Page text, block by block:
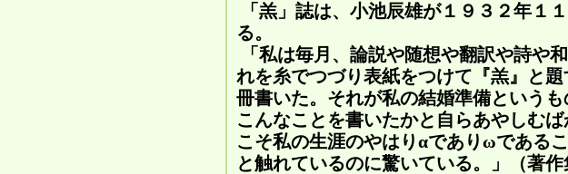
「羔」誌は、小池辰雄が１９３２年１
る。
「私は毎月、論説や随想や翻訳や詩や
れを糸でつづり表紙をつけて『羔』と
冊書いた。それが私の結婚準備という
こんなことを書いたかと自らあやしむ
こそ私の生涯のやはりαでありωである
と触れているのに驚いている。」（著